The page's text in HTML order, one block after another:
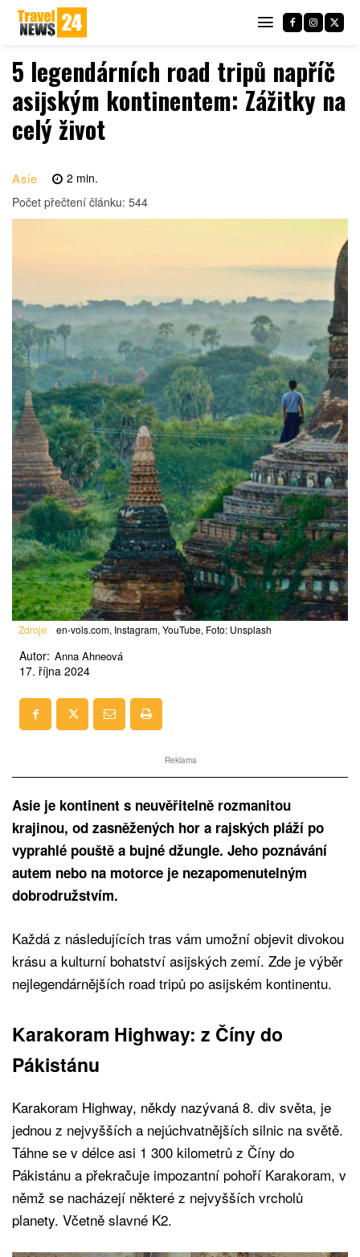
5 legendárních road tripů napříč
asijským kontinentem: Zážitky na
celý život
Asie 2 min.
Počet přečtení článku: 544
Zdroje: en-vols.com, Instagram, YouTube, Foto: Unsplash
Autor: Anna Ahneová
17. října 2024
Reklama
Asie je kontinent s neuvěřitelně rozmanitou
krajinou, od zasněžených hor a rajských pláží po
vyprahlé pouště a bujné džungle. Jeho poznávání
autem nebo na motorce je nezapomenutelným
dobrodružstvím.
Každá z následujících tras vám umožní objevit divokou
krásu a kulturní bohatství asijských zemí. Zde je výběr
nejlegendárnějších road tripů po asijském kontinentu.
Karakoram Highway: z Číny do
Pákistánu
Karakoram Highway, někdy nazývaná 8. div světa, je
jednou z nejvyšších a nejúchvatnějších silnic na světě.
Táhne se v délce asi 1 300 kilometrů z Číny do
Pákistánu a překračuje impozantní pohoří Karakoram, v
němž se nacházejí některé z nejvyšších vrcholů
planety. Včetně slavné K2.